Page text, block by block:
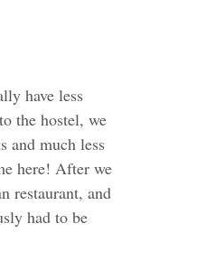
have less
the hostel, we
and much less
here! After we
restaurant, and
had to be